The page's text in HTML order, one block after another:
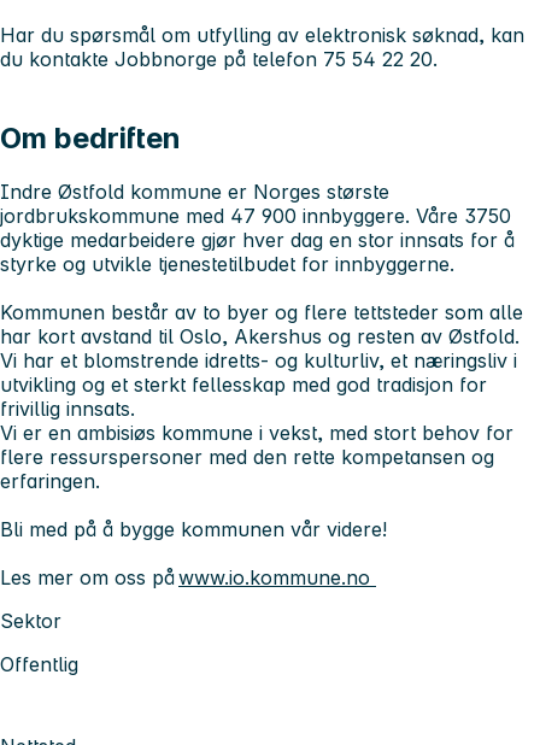
Har du spørsmål om utfylling av elektronisk søknad, kan
du kontakte Jobbnorge på telefon 75 54 22 20.
Om bedriften
Indre Østfold kommune er Norges største
jordbrukskommune med 47 900 innbyggere. Våre 3750
dyktige medarbeidere gjør hver dag en stor innsats for å
styrke og utvikle tjenestetilbudet for innbyggerne.
Kommunen består av to byer og flere tettsteder som alle
har kort avstand til Oslo, Akershus og resten av Østfold.
Vi har et blomstrende idretts- og kulturliv, et næringsliv i
utvikling og et sterkt fellesskap med god tradisjon for
frivillig innsats.
Vi er en ambisiøs kommune i vekst, med stort behov for
flere ressurspersoner med den rette kompetansen og
erfaringen.
Bli med på å bygge kommunen vår videre!
Les mer om oss påwww.io.kommune.no
Sektor
Offentlig